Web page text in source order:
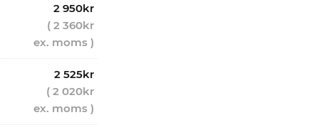
2 950kr
( 2 360kr
ex. moms )
2 525kr
( 2 020kr
ex. moms )